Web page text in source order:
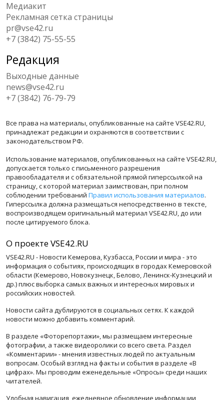
Медиакит
Рекламная сетка страницы
pr@vse42.ru
+7 (3842) 75-55-55
Редакция
Выходные данные
news@vse42.ru
+7 (3842) 76-79-79
Все права на материалы, опубликованные на сайте VSE42.RU,
принадлежат редакции и охраняются в соответствии с
законодательством РФ.
Использование материалов, опубликованных на сайте VSE42.RU,
допускается только с письменного разрешения
правообладателя и с обязательной прямой гиперссылкой на
страницу, с которой материал заимствован, при полном
соблюдении требований Правил использования материалов.
Гиперссылка должна размещаться непосредственно в тексте,
воспроизводящем оригинальный материал VSE42.RU, до или
после цитируемого блока.
О проекте VSE42.RU
VSE42.RU - Новости Кемерова, Кузбасса, России и мира - это
информация о событиях, происходящих в городах Кемеровской
области (Кемерово, Новокузнецк, Белово, Ленинск-Кузнецкий и
др.) плюс выборка самых важных и интересных мировых и
российских новостей.
Новости сайта дублируются в социальных сетях. К каждой
новости можно добавить комментарий.
В разделе «Фоторепортажи», мы размещаем интересные
фотографии, а также видеоролики со всего света. Раздел
«Комментарии» - мнения известных людей по актуальным
вопросам. Особый взгляд на факты и события в разделе «В
цифрах». Мы проводим еженедельные «Опросы» среди наших
читателей.